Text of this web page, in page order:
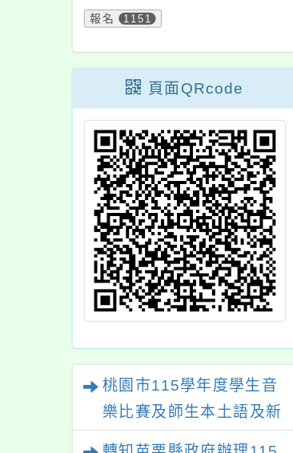
報名 1151
頁面QRcode
桃園市115學年度學生音
樂比賽及師生本土語及新
轉知國家人權
辦理「519人權
」體驗活動一
函轉國立臺灣科技大
學舉辦「112年全國學
生英文漫畫日記比
賽」，請查照。